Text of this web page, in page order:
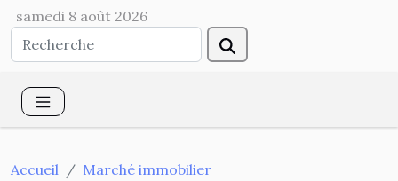
samedi 8 août 2026
Accueil
Marché immobilier